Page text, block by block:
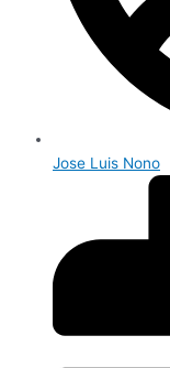
Jose Luis Nono